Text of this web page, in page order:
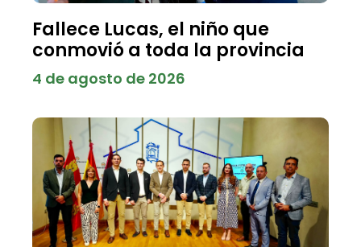
Fallece Lucas, el niño que
conmovió a toda la provincia
4 de agosto de 2026